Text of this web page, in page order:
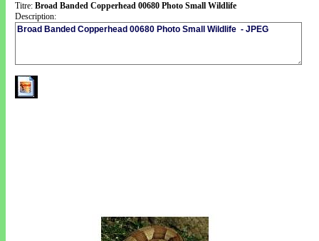
Titre: Broad Banded Copperhead 00680 Photo Small Wildlife
Description: